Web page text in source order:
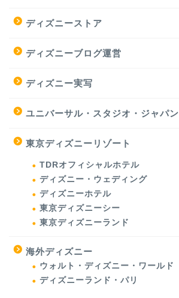
ディズニーストア
ディズニーブログ運営
ディズニー実写
ユニバーサル・スタジオ・ジャパン
東京ディズニーリゾート
TDRオフィシャルホテル
ディズニー・ウェディング
ディズニーホテル
東京ディズニーシー
東京ディズニーランド
海外ディズニー
ウォルト・ディズニー・ワールド
ディズニーランド・パリ